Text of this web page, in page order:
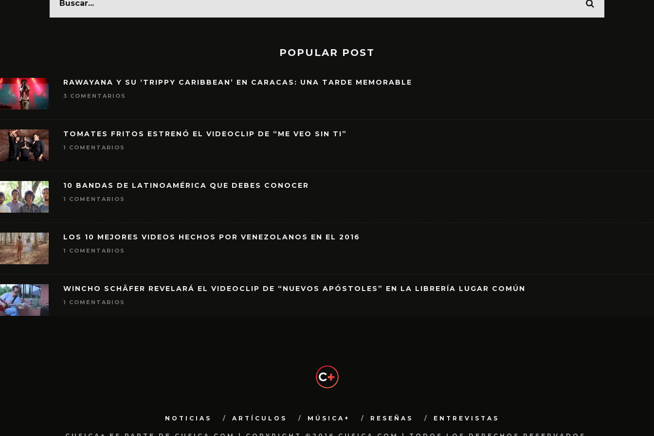
POPULAR POST
RAWAYANA Y SU ‘TRIPPY CARIBBEAN’ EN CARACAS: UNA TARDE MEMORABLE
3 COMENTARIOS
TOMATES FRITOS ESTRENÓ EL VIDEOCLIP DE “ME VEO SIN TI”
1 COMENTARIOS
10 BANDAS DE LATINOAMÉRICA QUE DEBES CONOCER
1 COMENTARIOS
LOS 10 MEJORES VIDEOS HECHOS POR VENEZOLANOS EN EL 2016
1 COMENTARIOS
WINCHO SCHÄFER REVELARÁ EL VIDEOCLIP DE “NUEVOS APÓSTOLES” EN LA LIBRERÍA LUGAR COMÚN
1 COMENTARIOS
NOTICIAS ARTÍCULOS MÚSICA+ RESEÑAS ENTREVISTAS